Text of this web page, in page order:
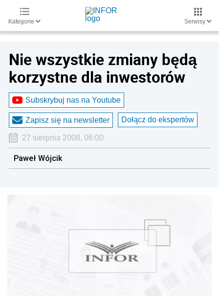
Kategorie Serwisy
Nie wszystkie zmiany będą
korzystne dla inwestorów
Subskrybuj nas na Youtube
Zapisz się na newsletter Dołącz do ekspertów
27 sierpnia 2008, 06:00
Paweł Wójcik